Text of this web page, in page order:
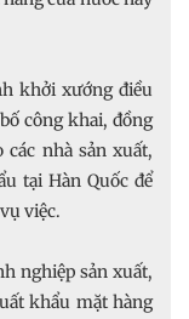
khởi xướng điều
công khai, đồng
nhà sản xuất,
tại Hàn Quốc để
việc.
nghiệp sản xuất,
khẩu mặt hàng